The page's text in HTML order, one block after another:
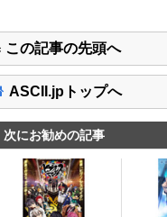
この記事の先頭へ
ASCII.jpトップへ
次にお勧めの記事